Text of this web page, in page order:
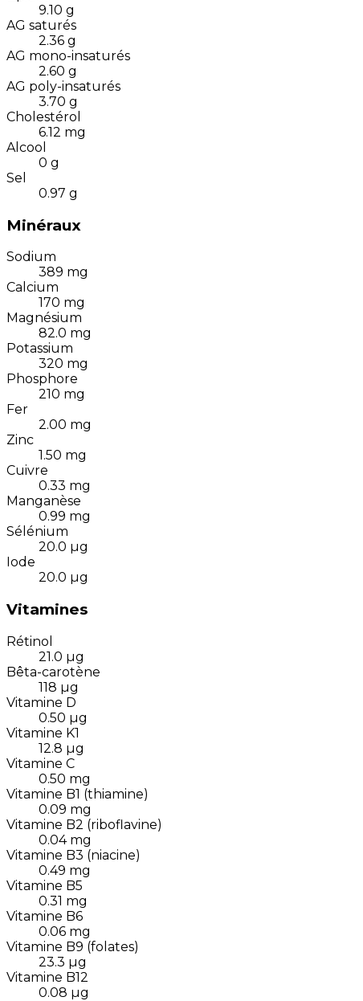
9.10 g
AG saturés
2.36 g
AG mono-insaturés
2.60 g
AG poly-insaturés
3.70 g
Cholestérol
6.12 mg
Alcool
0 g
Sel
0.97 g
Minéraux
Sodium
389 mg
Calcium
170 mg
Magnésium
82.0 mg
Potassium
320 mg
Phosphore
210 mg
Fer
2.00 mg
Zinc
1.50 mg
Cuivre
0.33 mg
Manganèse
0.99 mg
Sélénium
20.0 µg
Iode
20.0 µg
Vitamines
Rétinol
21.0 µg
Bêta-carotène
118 µg
Vitamine D
0.50 µg
Vitamine K1
12.8 µg
Vitamine C
0.50 mg
Vitamine B1 (thiamine)
0.09 mg
Vitamine B2 (riboflavine)
0.04 mg
Vitamine B3 (niacine)
0.49 mg
Vitamine B5
0.31 mg
Vitamine B6
0.06 mg
Vitamine B9 (folates)
23.3 µg
Vitamine B12
0.08 µg